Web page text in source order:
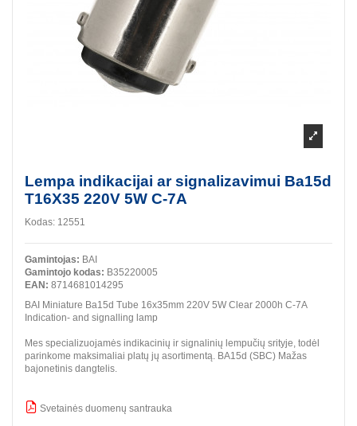
Lempa indikacijai ar signalizavimui Ba15d
T16X35 220V 5W C-7A
Kodas: 12551
Gamintojas: BAI
Gamintojo kodas: B35220005
EAN: 8714681014295
BAI Miniature Ba15d Tube 16x35mm 220V 5W Clear 2000h C-7A
Indication- and signalling lamp
Mes specializuojamės indikacinių ir signalinių lempučių srityje, todėl
parinkome maksimaliai platų jų asortimentą. BA15d (SBC) Mažas
bajonetinis dangtelis.
Svetainės duomenų santrauka